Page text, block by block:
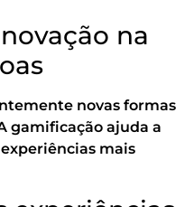
na
novas formas
gamificação ajuda a
mais